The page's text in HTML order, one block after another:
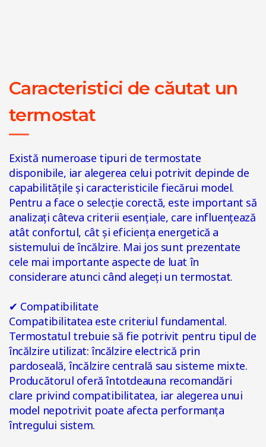
Caracteristici de căutat un
termostat
Există numeroase tipuri de termostate
disponibile, iar alegerea celui potrivit depinde de
capabilitățile și caracteristicile fiecărui model.
Pentru a face o selecție corectă, este important să
analizați câteva criterii esențiale, care influențează
atât confortul, cât și eficiența energetică a
sistemului de încălzire. Mai jos sunt prezentate
cele mai importante aspecte de luat în
considerare atunci când alegeți un termostat.
✔ Compatibilitate
Compatibilitatea este criteriul fundamental.
Termostatul trebuie să fie potrivit pentru tipul de
încălzire utilizat: încălzire electrică prin
pardoseală, încălzire centrală sau sisteme mixte.
Producătorul oferă întotdeauna recomandări
clare privind compatibilitatea, iar alegerea unui
model nepotrivit poate afecta performanța
întregului sistem.